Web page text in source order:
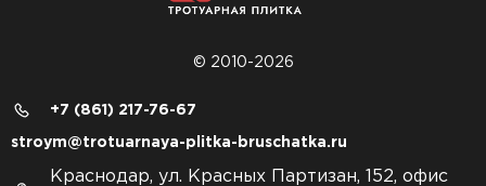
© 2010-2026
+7 (861) 217-76-67
stroym@trotuarnaya-plitka-bruschatka.ru
Краснодар, ул. Красных Партизан, 152, офис